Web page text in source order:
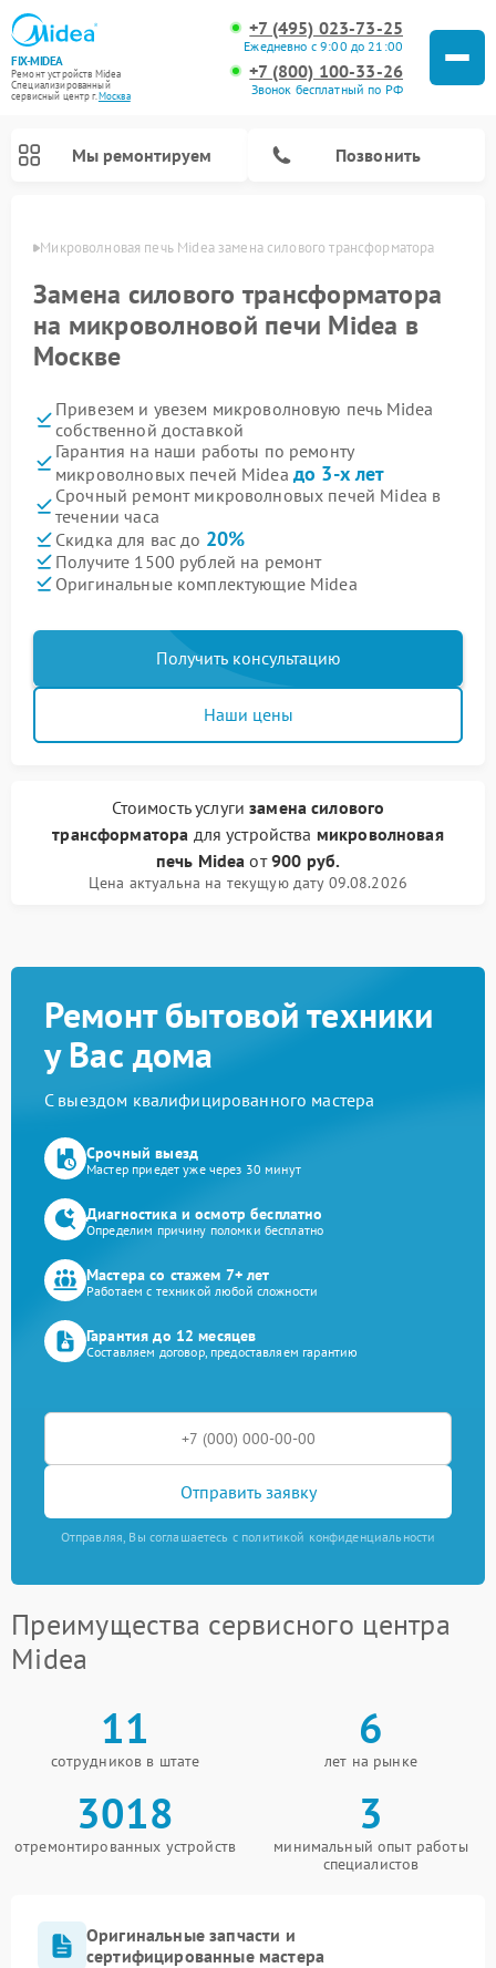
FIX-MIDEA
Ремонт устройств Midea
Специализированный
cервисный центр г.Москва
+7 (495) 023-73-25
Ежедневно с 9:00 до 21:00
+7 (800) 100-33-26
Звонок бесплатный по РФ
Мы ремонтируем Позвонить
Микроволновая печь Midea замена силового трансформатора
Замена силового трансформатора
на микроволновой печи Midea в
Москве
Привезем и увезем микроволновую печь Midea
собственной доставкой
Гарантия на наши работы по ремонту
микроволновых печей Midea до 3-х лет
Срочный ремонт микроволновых печей Midea в
течении часа
Скидка для вас до 20%
Получите 1500 рублей на ремонт
Оригинальные комплектующие Midea
Получить консультацию
Наши цены
Стоимость услугизамена силового
трансформатора для устройства микроволновая
печь Midea от900 руб.
Цена актуальна на текущую дату 09.08.2026
Ремонт бытовой техники
у Вас дома
С выездом квалифицированного мастера
Срочный выезд
Мастер приедет уже через 30 минут
Диагностика и осмотр бесплатно
Определим причину поломки бесплатно
Мастера со стажем 7+ лет
Работаем с техникой любой сложности
Гарантия до 12 месяцев
Составляем договор, предоставляем гарантию
Отправить заявку
Отправляя, Вы соглашаетесь с политикой конфиденциальности
Преимущества сервисного центра
Midea
11
сотрудников в штате
6
лет на рынке
3018
отремонтированных устройств
3
минимальный опыт работы
специалистов
Оригинальные запчасти и
сертифицированные мастера